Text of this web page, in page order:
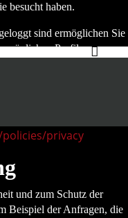
besucht haben.
sind ermöglichen Sie
Profil
privacy
und zum Schutz der
Beispiel der Anfragen, die